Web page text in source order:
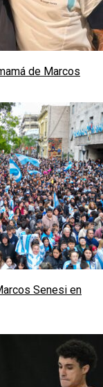
de Marcos
Senesi en